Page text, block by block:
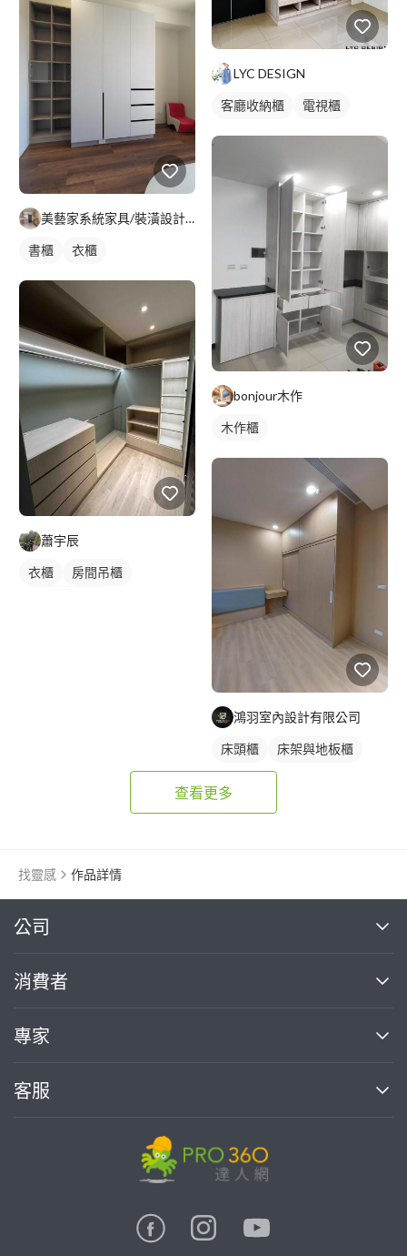
美藝家系統家具/裝潢設計/統包服務
書櫃 衣櫃
蕭宇辰
衣櫃
房間吊櫃
LYC DESIGN
客廳收納櫃 電視櫃
bonjour木作
木作櫃
鴻羽室內設計有限公司
床頭櫃 床架與地板櫃
查看更多
找靈感 作品詳情
公司
關於我們
部落格
加入我們
消費者
買服務
熱門服務
專家
案件中心
客服
繼續完成